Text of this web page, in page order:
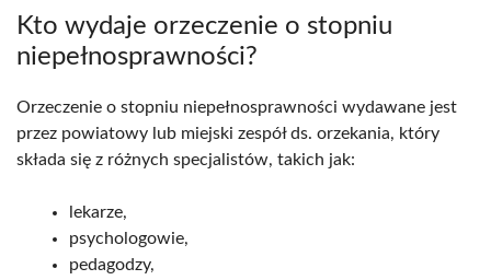
Kto wydaje orzeczenie o stopniu
niepełnosprawności?
Orzeczenie o stopniu niepełnosprawności wydawane jest
przez powiatowy lub miejski zespół ds. orzekania, który
składa się z różnych specjalistów, takich jak:
lekarze,
psychologowie,
pedagodzy,